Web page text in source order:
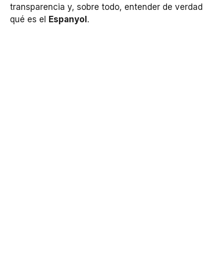
transparencia y, sobre todo, entender de verdad
qué es el Espanyol.